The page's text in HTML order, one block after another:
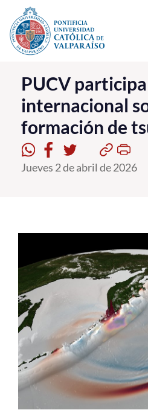
Click acá para ir directamente al
La Universidad
Investigación, Creación e
PUCV Internacional
Vinculación con el Medio
Formación Continua
Estudiantes
Académicos
Funcionarios
Alumni
PUCV
internacional
formación de
Jueves 2 de abril de 2026